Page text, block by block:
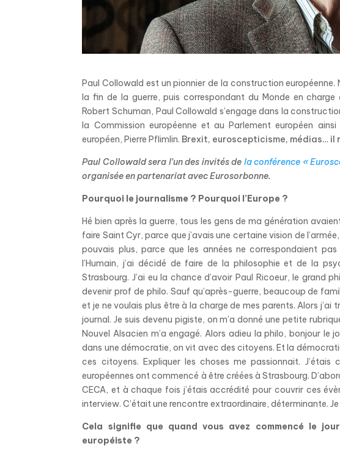
Paul Collowald est un pionnier de la construction
la fin de la guerre, puis correspondant du Monde en charge
Robert Schuman, Paul Collowald s’engage dans la
la Commission européenne et au Parlement européen
européen, Pierre Pflimlin. Brexit, euroscepticisme, médias… il
Paul Collowald sera l’un des invités de la conférence «
organisée en partenariat avec Eurosorbonne.
Pourquoi le journalisme ? Pourquoi l’Europe ?
Hé bien après la guerre, tous les gens de ma génération
faire Saint Cyr, parce que j’avais une certaine vision de
pouvais plus, parce que les années ne correspondaient
l’Humain, j’ai décidé de faire de la philosophie et de la
Strasbourg. J’ai eu la chance d’avoir Paul Ricoeur, le grand
devenir prof de philo. Sauf qu’après-guerre, beaucoup de
et je ne voulais plus être à la charge de mes parents. Alors
journal. Je suis devenu pigiste, on m’a donné une petite
Nouvel Alsacien m’a engagé. Alors adieu la philo, bonjour
dans une démocratie, on vit avec des citoyens. Et la
ces citoyens. Expliquer les choses me passionnait.
européennes ont commencé à être créées à Strasbourg.
CECA, et à chaque fois j’étais accrédité pour couvrir ces
interview. C’était une rencontre extraordinaire, déterminante.
Cela signifie que quand vous avez commencé le
européiste ?